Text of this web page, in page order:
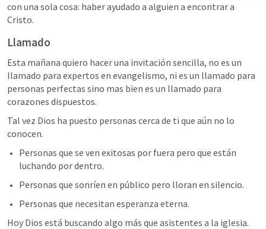
con una sola cosa: haber ayudado a alguien a encontrar a
Cristo.
Llamado
Esta mañana quiero hacer una invitación sencilla, no es un
llamado para expertos en evangelismo, ni es un llamado para
personas perfectas sino mas bien es un llamado para
corazones dispuestos.
Tal vez Dios ha puesto personas cerca de ti que aún no lo
conocen.
Personas que se ven exitosas por fuera pero que están
luchando por dentro.
Personas que sonríen en público pero lloran en silencio.
Personas que necesitan esperanza eterna.
Hoy Dios está buscando algo más que asistentes a la iglesia.